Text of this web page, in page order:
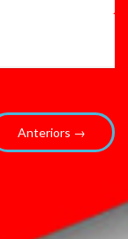
Anteriors →